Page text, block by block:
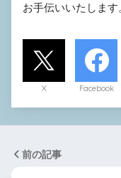
お手伝いいたしま
X Facebook
前の記事